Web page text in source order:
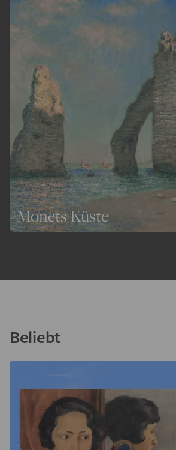
Monets Küste
Beliebt